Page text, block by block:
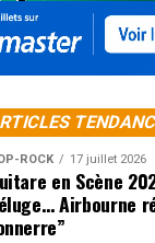
ROCK 17 juillet 2026
en Scène
Airbourne